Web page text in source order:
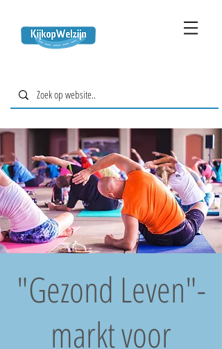
"Gezond Leven"-
markt voor